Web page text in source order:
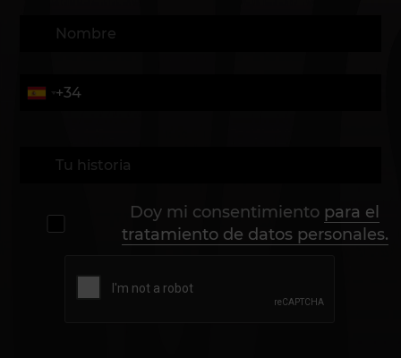
Doy mi consentimiento para el
tratamiento de datos personales.